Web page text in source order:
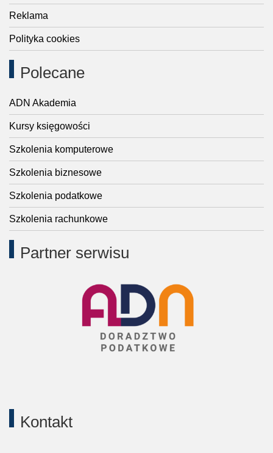
Reklama
Polityka cookies
Polecane
ADN Akademia
Kursy księgowości
Szkolenia komputerowe
Szkolenia biznesowe
Szkolenia podatkowe
Szkolenia rachunkowe
Partner serwisu
Kontakt